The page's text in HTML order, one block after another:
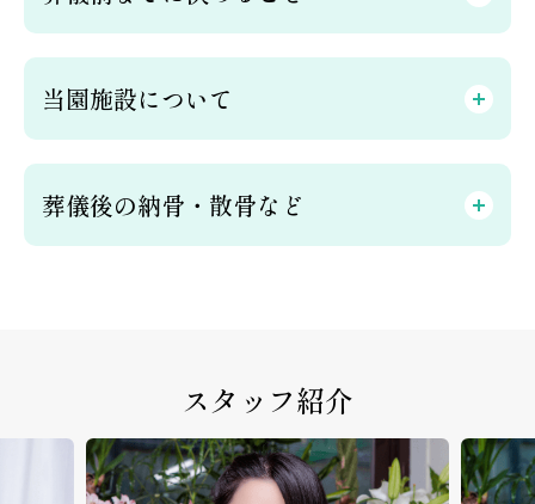
当園施設について
葬儀後の納骨・散骨など
スタッフ紹介